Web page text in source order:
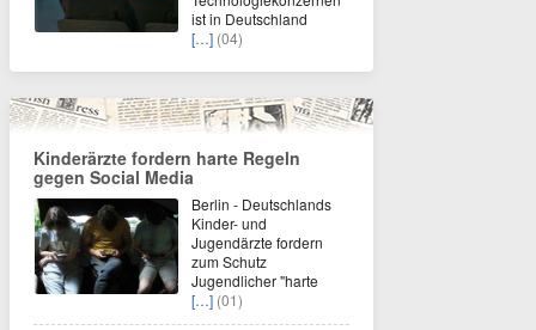
ist in Deutschland
[…] (04)
Kinderärzte fordern harte Regeln
gegen Social Media
Berlin - Deutschlands
Kinder- und
Jugendärzte fordern
zum Schutz
Jugendlicher "harte
[…] (01)